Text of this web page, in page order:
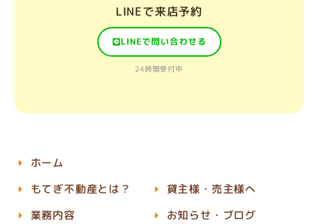
LINEで来店予約
LINEで問い合わせる
24時間受付中
ホーム
もてぎ不動産とは？
業務内容
貸主様・売主様へ
お知らせ・ブログ